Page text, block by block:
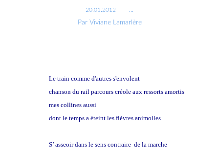
20.01.2012
Par Viviane Lamarlère
Le train comme d'autres s'envolent
chanson du rail parcours créole aux ressorts amortis
mes collines aussi
dont le temps a éteint les fièvres animolles.
S’ asseoir dans le sens contraire de la marche